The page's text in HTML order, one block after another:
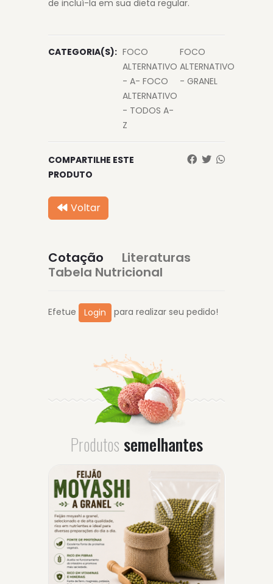
de incluí-la em sua dieta regular.
CATEGORIA(S): FOCO
ALTERNATIVO
- A- FOCO
ALTERNATIVO
- TODOS A-
Z
FOCO
ALTERNATIVO
- GRANEL
COMPARTILHE ESTE
PRODUTO
Voltar
Cotação
Literaturas
Tabela Nutricional
Efetue Login para realizar seu pedido!
Produtos semelhantes